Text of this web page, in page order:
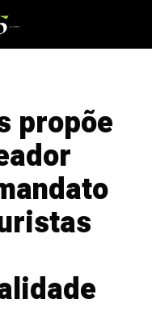
propõe